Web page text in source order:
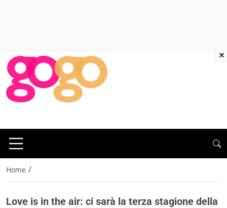
Home /
Love is in the air: ci sarà la terza stagione della
×